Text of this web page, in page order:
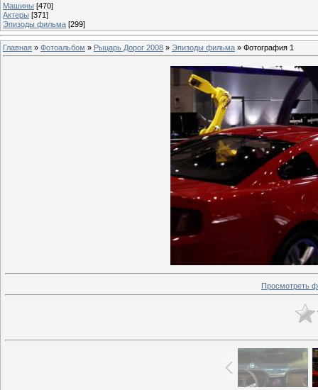
Машины [470]
Актеры [371]
Эпизоды фильма [299]
Главная » Фотоальбом » Рыцарь Дорог 2008 » Эпизоды фильма » Фотография 1
Просмотреть